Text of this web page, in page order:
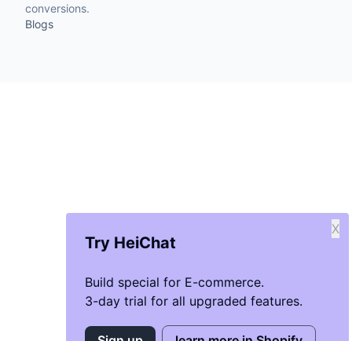
Try HeiChat
Build special for E-commerce.
3-day trial for all upgraded features.
X
conversions.
Blogs